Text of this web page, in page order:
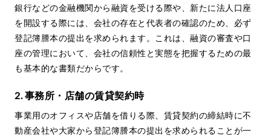
銀行などの金融機関から融資を受ける際や、新たに法人口座
を開設する際には、会社の存在と代表者の確認のため、必ず
登記簿謄本の提出を求められます。これは、融資の審査や口
座の管理において、会社の信頼性と実態を把握するための最
も基本的な書類だからです。
2. 事務所・店舗の賃貸契約時
事業用のオフィスや店舗を借りる際、賃貸契約の締結時に不
動産会社や大家から登記簿謄本の提出を求められることが一